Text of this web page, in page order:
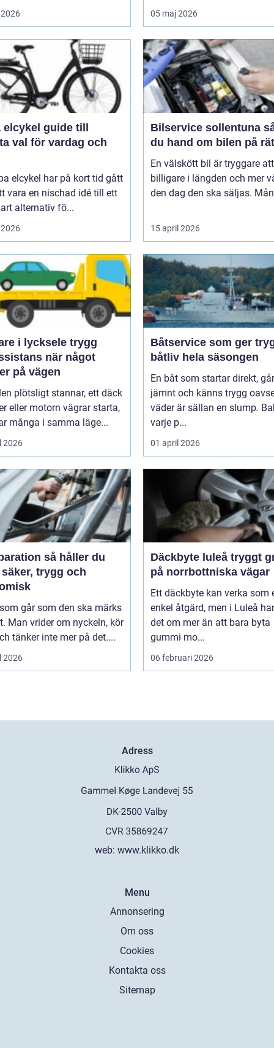
05 maj 2026
guide till
val för vardag och
elcykel har på kort tid gått
vara en nischad idé till ett
alternativ fö...
Bilservice sollentuna så tar
du hand om bilen på
En välskött bil är tryggare
billigare i längden och mer
den dag den ska säljas.
15 april 2026
i lycksele trygg
när något
på vägen
plötsligt stannar, ett däck
eller motorn vägrar starta,
många i samma läge...
2026
Båtservice som ger
båtliv hela säsongen
En båt som startar direkt, går
jämnt och känns trygg
väder är sällan en slump.
varje p...
01 april 2026
så håller du
trygg och
går som den ska märks
Man vrider om nyckeln, kör
tänker inte mer på det....
2026
Däckbyte luleå tryggt grepp
på norrbottniska vägar
Ett däckbyte kan verka som
enkel åtgärd, men i Luleå
det om mer än att bara byta
gummi mo...
06 februari 2026
Adress
web: www.klikko.dk
Menu
Annonsering
Om oss
Cookies
Kontakta oss
Sitemap